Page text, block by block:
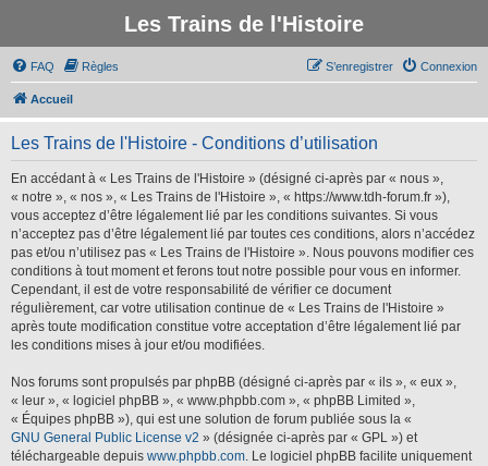
Les Trains de l'Histoire
FAQ Règles Connexion
S’enregistrer
Accueil
Les Trains de l'Histoire - Conditions d’utilisation
En accédant à « Les Trains de l'Histoire » (désigné ci-après par « nous »,
« notre », « nos », « Les Trains de l'Histoire », « https://www.tdh-forum.fr »),
vous acceptez d’être légalement lié par les conditions suivantes. Si vous
n’acceptez pas d’être légalement lié par toutes ces conditions, alors n’accédez
pas et/ou n’utilisez pas « Les Trains de l'Histoire ». Nous pouvons modifier ces
conditions à tout moment et ferons tout notre possible pour vous en informer.
Cependant, il est de votre responsabilité de vérifier ce document
régulièrement, car votre utilisation continue de « Les Trains de l'Histoire »
après toute modification constitue votre acceptation d’être légalement lié par
les conditions mises à jour et/ou modifiées.
Nos forums sont propulsés par phpBB (désigné ci-après par « ils », « eux »,
« leur », « logiciel phpBB », « www.phpbb.com », « phpBB Limited »,
« Équipes phpBB »), qui est une solution de forum publiée sous la «
GNU General Public License v2 » (désignée ci-après par « GPL ») et
téléchargeable depuis www.phpbb.com. Le logiciel phpBB facilite uniquement